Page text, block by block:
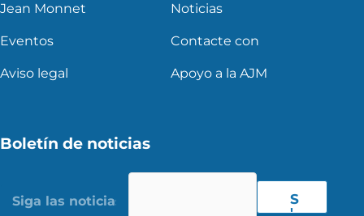
Jean Monnet Noticias
Eventos Contacte con
Aviso legal Apoyo a la AJM
Boletín de noticias
S
'